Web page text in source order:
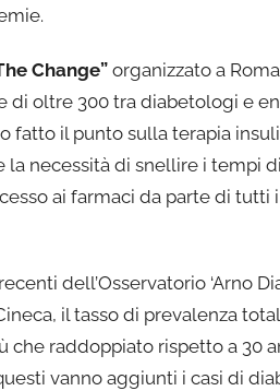
Change” organizzato a
di oltre 300 tra diabetologi e
fatto il punto sulla terapia
necessità di snellire i tempi
ai farmaci da parte di tutti
dell’Osservatorio ‘Arno
il tasso di prevalenza
che raddoppiato rispetto a 30
vanno aggiunti i casi di